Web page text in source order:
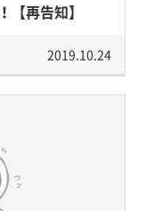
【再告知】
2019.10.24